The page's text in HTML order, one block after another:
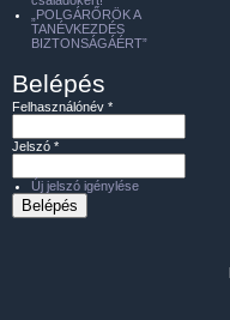
„POLGÁRŐRÖK A
TANÉVKEZDÉS
BIZTONSÁGÁÉRT”
Belépés
Felhasználónév *
Jelszó *
Új jelszó igénylése